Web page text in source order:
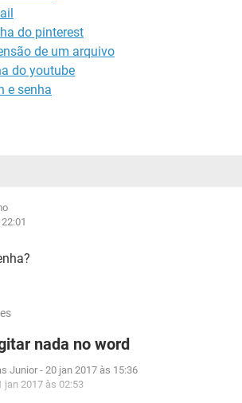
do pinterest
de um arquivo
do youtube
e senha
nada no word
Junior - 20 jan 2017 às 15:36
jan 2017 às 02:53